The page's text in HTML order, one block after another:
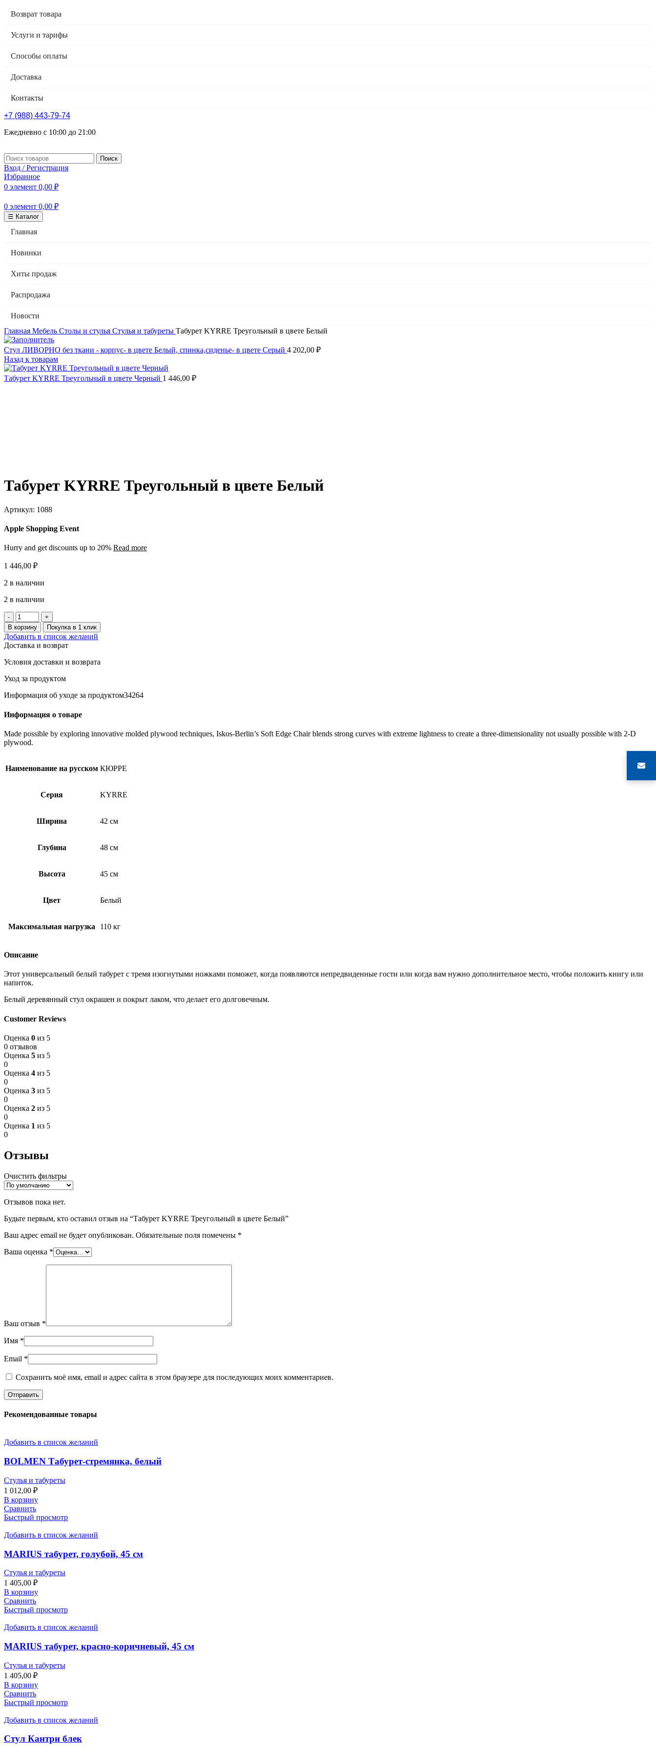
Возврат товара
Услуги и тарифы
Способы оплаты
Доставка
Контакты
+7 (988) 443-79-74
Ежедневно с 10:00 до 21:00
Поиск
Вход / Регистрация
Избранное
0 элемент 0,00 ₽
0 элемент 0,00 ₽
☰ Каталог
Главная
Новинки
Хиты продаж
Распродажа
Новости
Главная Мебель Столы и стулья Стулья и табуреты Табурет KYRRE Треугольный в цвете Белый
Стул ЛИВОРНО без ткани - корпус- в цвете Белый, спинка,сиденье- в цвете Серый 4 202,00 ₽
Назад к товарам
Табурет KYRRE Треугольный в цвете Черный 1 446,00 ₽
Табурет KYRRE Треугольный в цвете Белый
Артикул: 1088
Apple Shopping Event
Hurry and get discounts up to 20% Read more
1 446,00 ₽
2 в наличии
2 в наличии
Количество
товара
Табурет
KYRRE
Треугольный
в
цвете
Белый
В корзину Покупка в 1 клик
Добавить в список желаний
Доставка и возврат
Условия доставки и возврата
Уход за продуктом
Информация об уходе за продуктом34264
Информация о товаре
Made possible by exploring innovative molded plywood techniques, Iskos-Berlin’s Soft Edge Chair blends strong curves with extreme lightness to create a three-dimensionality not usually possible with 2-D
plywood.
Наименование на русском КЮРРЕ
Серия KYRRE
Ширина 42 см
Глубина 48 см
Высота 45 см
Цвет Белый
Максимальная нагрузка 110 кг
Описание
Этот универсальный белый табурет с тремя изогнутыми ножками поможет, когда появляются непредвиденные гости или когда вам нужно дополнительное место, чтобы положить книгу или
напиток.
Белый деревянный стул окрашен и покрыт лаком, что делает его долговечным.
Customer Reviews
Оценка 0 из 5
0 отзывов
Оценка 5 из 5
0
Оценка 4 из 5
0
Оценка 3 из 5
0
Оценка 2 из 5
0
Оценка 1 из 5
0
Отзывы
Очистить фильтры
Отзывов пока нет.
Будьте первым, кто оставил отзыв на “Табурет KYRRE Треугольный в цвете Белый”
Ваш адрес email не будет опубликован. Обязательные поля помечены *
Ваша оценка *
Ваш отзыв *
Имя *
Email *
Сохранить моё имя, email и адрес сайта в этом браузере для последующих моих комментариев.
Рекомендованные товары
Добавить в список желаний
BOLMEN Табурет-стремянка, белый
Стулья и табуреты
1 012,00 ₽
В корзину
Сравнить
Быстрый просмотр
Добавить в список желаний
MARIUS табурет, голубой, 45 см
Стулья и табуреты
1 405,00 ₽
В корзину
Сравнить
Быстрый просмотр
Добавить в список желаний
MARIUS табурет, красно-коричневый, 45 см
Стулья и табуреты
1 405,00 ₽
В корзину
Сравнить
Быстрый просмотр
Добавить в список желаний
Стул Кантри блек